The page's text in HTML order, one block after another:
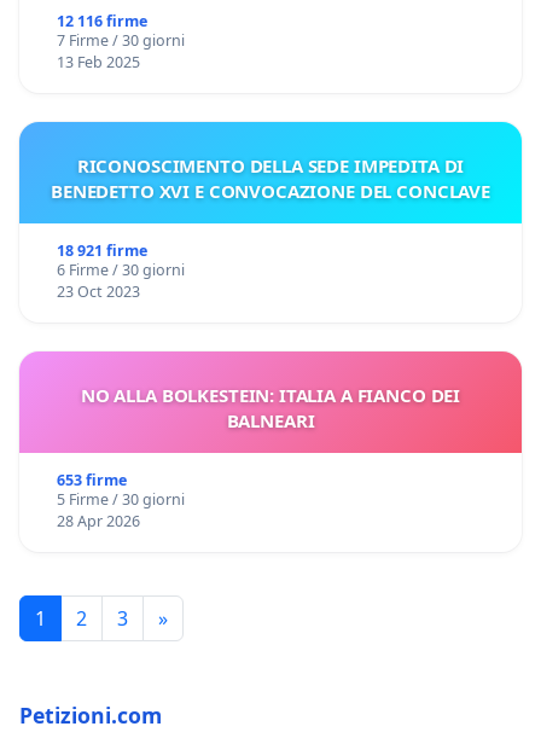
12 116 firme
7 Firme / 30 giorni
13 Feb 2025
RICONOSCIMENTO DELLA SEDE IMPEDITA DI
BENEDETTO XVI E CONVOCAZIONE DEL CONCLAVE
18 921 firme
6 Firme / 30 giorni
23 Oct 2023
NO ALLA BOLKESTEIN: ITALIA A FIANCO DEI
BALNEARI
653 firme
5 Firme / 30 giorni
28 Apr 2026
1 2 3 »
Petizioni.com